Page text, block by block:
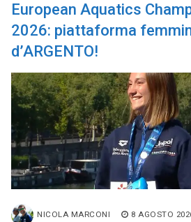
European Aquatics
2026: piattaforma
d’ARGENTO!
NICOLA MARCONI 8 AGOSTO